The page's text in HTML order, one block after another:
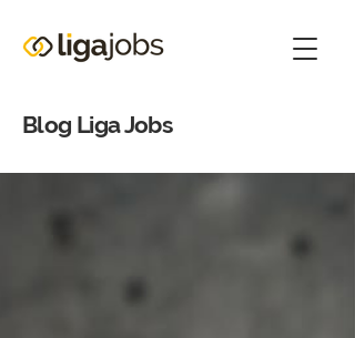
Blog Liga Jobs